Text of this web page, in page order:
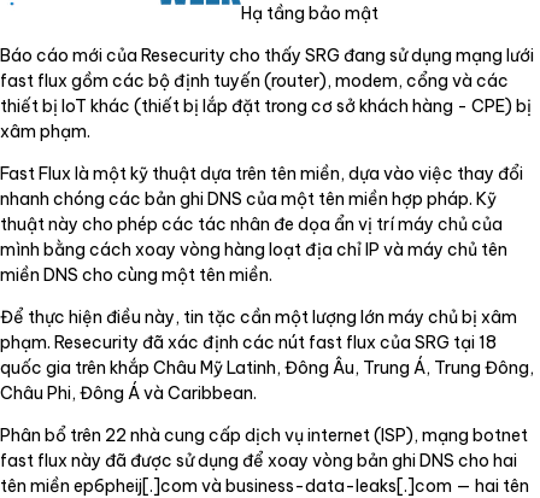
Hạ tầng bảo mật
Báo cáo mới của Resecurity cho thấy SRG đang sử dụng mạng lưới
fast flux gồm các bộ định tuyến (router), modem, cổng và các
thiết bị IoT khác (thiết bị lắp đặt trong cơ sở khách hàng - CPE) bị
xâm phạm.
Fast Flux là một kỹ thuật dựa trên tên miền, dựa vào việc thay đổi
nhanh chóng các bản ghi DNS của một tên miền hợp pháp. Kỹ
thuật này cho phép các tác nhân đe dọa ẩn vị trí máy chủ của
mình bằng cách xoay vòng hàng loạt địa chỉ IP và máy chủ tên
miền DNS cho cùng một tên miền.
Để thực hiện điều này, tin tặc cần một lượng lớn máy chủ bị xâm
phạm. Resecurity đã xác định các nút fast flux của SRG tại 18
quốc gia trên khắp Châu Mỹ Latinh, Đông Âu, Trung Á, Trung Đông,
Châu Phi, Đông Á và Caribbean.
Phân bổ trên 22 nhà cung cấp dịch vụ internet (ISP), mạng botnet
fast flux này đã được sử dụng để xoay vòng bản ghi DNS cho hai
tên miền ep6pheij[.]com và business-data-leaks[.]com — hai tên